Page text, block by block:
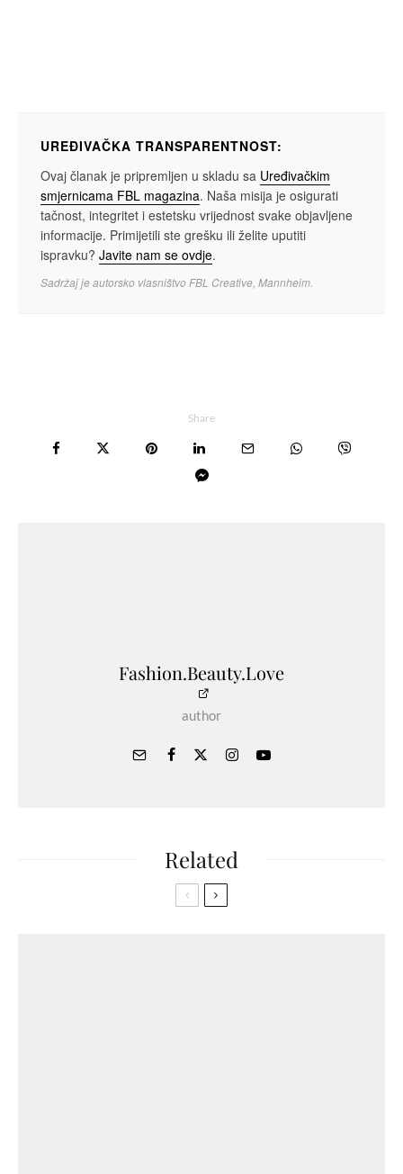
UREĐIVAČKA TRANSPARENTNOST:
Ovaj članak je pripremljen u skladu sa Uređivačkim
smjernicama FBL magazina. Naša misija je osigurati
tačnost, integritet i estetsku vrijednost svake objavljene
informacije. Primijetili ste grešku ili želite uputiti
ispravku? Javite nam se ovdje.
Sadržaj je autorsko vlasništvo FBL Creative, Mannheim.
Share
Fashion.Beauty.Love
author
Related